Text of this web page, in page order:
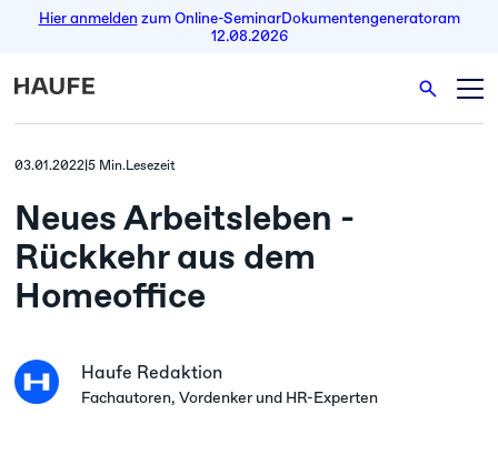
Hier anmelden zum Online-SeminarDokumentengeneratoram
12.08.2026
03.01.2022 |5 Min.Lesezeit
Neues Arbeitsleben -
Rückkehr aus dem
Homeoffice
Haufe Redaktion
Fachautoren, Vordenker und HR-Experten